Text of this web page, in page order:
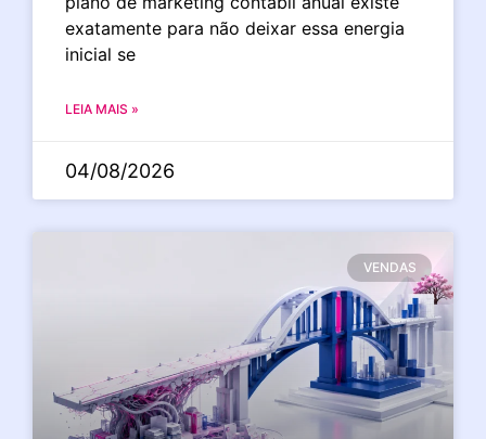
exatamente para não deixar essa energia
inicial se
LEIA MAIS »
04/08/2026
VENDAS